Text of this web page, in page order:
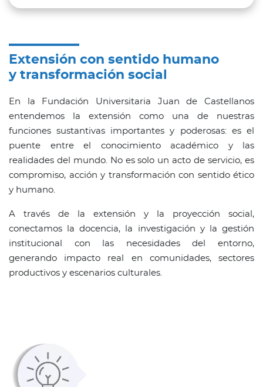
Extensión con sentido humano
y transformación social
En la Fundación Universitaria Juan de Castellanos
entendemos la extensión como una de nuestras
funciones sustantivas importantes y poderosas: es el
puente entre el conocimiento académico y las
realidades del mundo. No es solo un acto de servicio, es
compromiso, acción y transformación con sentido ético
y humano.
A través de la extensión y la proyección social,
conectamos la docencia, la investigación y la gestión
institucional con las necesidades del entorno,
generando impacto real en comunidades, sectores
productivos y escenarios culturales.